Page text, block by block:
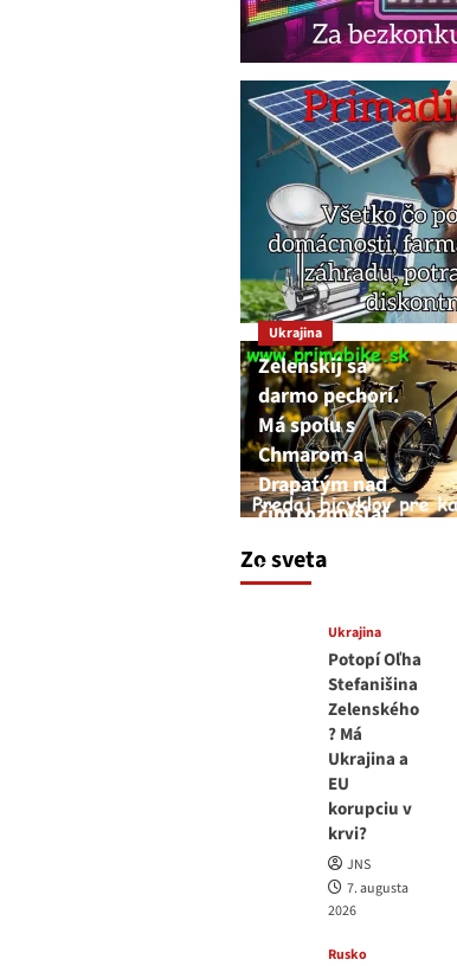
Zo sveta
Ukrajina
Zelenskij sa
darmo pechorí.
Má spolu s
Chmarom a
Drapatým nad
čím rozmýšľať
medvedar
8. augusta 2026
Ukrajina
Potopí Oľha
Stefanišina
Zelenského
? Má
Ukrajina a
EU
korupciu v
krvi?
JNS
7. augusta
2026
Rusko